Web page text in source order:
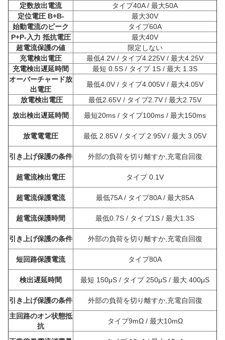
定数放出電流
タイプ40A / 最大50A
定位電圧 B+B-
最大30V
始動電流のピーク
タイプ60A
P+P-入力 抵抗電圧
最大40V
超電流保護の値
限定しない
充電検出電圧
最低4.2V / タイプ4.225V / 最大4.25V
充電検出遅延時間
最短 0.5S / タイプ 1S / 最大 1.3S
オーバーチャード放
出電圧
最低4.0V / タイプ4.005V / 最大4.05V
放電検出電圧
最低2.65V / タイプ2.7V / 最大2.75V
放出検出遅延時間
最短20ms / タイプ100ms / 最大150ms
放電電電圧 最低 2.85V / タイプ 2.95V / 最大 3.05V
引き上げ保護の条件 外部の負荷を切り離すか,充電自回復
超電流検出電圧 タイプ 0.1V
超電流保護電流 最低75A / タイプ80A / 最大85A
超電流保護時間 最低0.7S / タイプ1S / 最大1.3S
引き上げ保護の条件 外部の負荷を切り離すか,充電自回復
短回路保護電流 タイプ80A
検出遅延時間 最短 150μS / タイプ 250μS / 最大 400μS
引き上げ保護の条件
外部の負荷を切り離すか,充電自回復
主回路のオン状態抵
抗
タイプ9mΩ / 最大10mΩ